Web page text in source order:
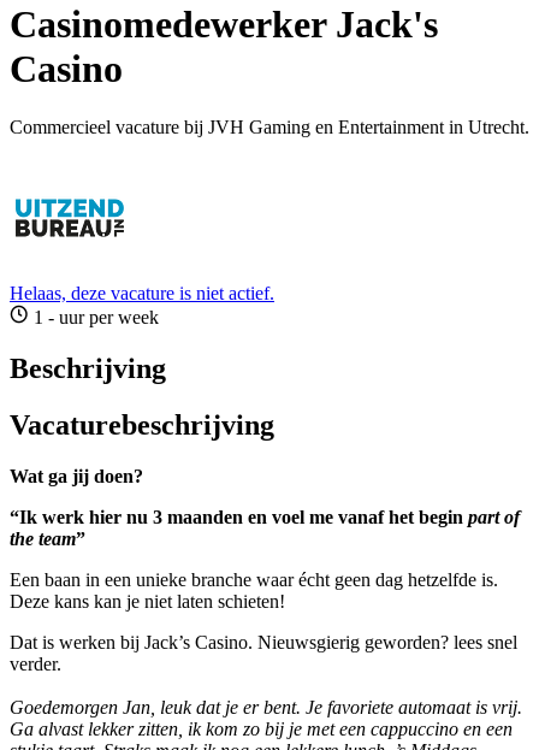
Casinomedewerker Jack's
Casino
Commercieel vacature bij JVH Gaming en Entertainment in Utrecht.
Helaas, deze vacature is niet actief.
1 - uur per week
Beschrijving
Vacaturebeschrijving
Wat ga jij doen?
“Ik werk hier nu 3 maanden en voel me vanaf het begin part of
the team”
Een baan in een unieke branche waar écht geen dag hetzelfde is.
Deze kans kan je niet laten schieten!
Dat is werken bij Jack’s Casino. Nieuwsgierig geworden? lees snel
verder.
Goedemorgen Jan, leuk dat je er bent. Je favoriete automaat is vrij.
Ga alvast lekker zitten, ik kom zo bij je met een cappuccino en een